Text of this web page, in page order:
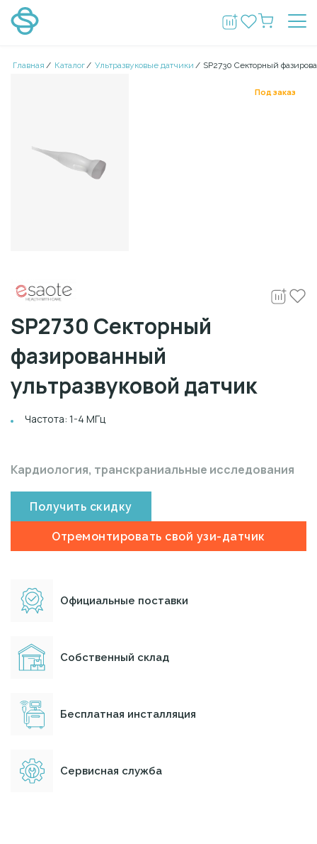
Главная / Каталог/ Ультразвуковые датчики / SP2730 Секторный
Под заказ
SP2730 Секторный
фазированный
ультразвуковой датчик
Частота: 1-4 МГц
Кардиология, транскраниальные исследования
Получить скидку
Отремонтировать свой узи-датчик
Официальные поставки
Собственный склад
Бесплатная инсталляция
Сервисная служба